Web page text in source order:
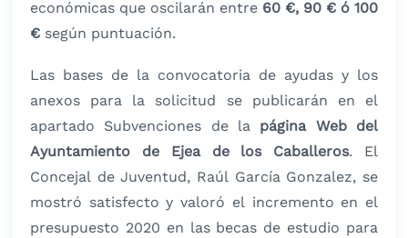
económicas que oscilarán entre 60 €, 90 € ó 100
€ según puntuación.
Las bases de la convocatoria de ayudas y los
anexos para la solicitud se publicarán en el
apartado Subvenciones de la página Web del
Ayuntamiento de Ejea de los Caballeros. El
Concejal de Juventud, Raúl García Gonzalez, se
mostró satisfecto y valoró el incremento en el
presupuesto 2020 en las becas de estudio para